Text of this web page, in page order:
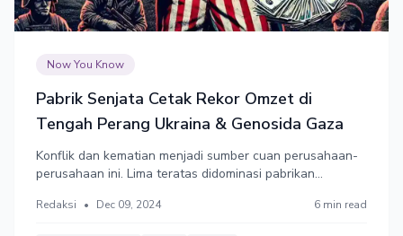
Now You Know
Pabrik Senjata Cetak Rekor Omzet di
Tengah Perang Ukraina & Genosida Gaza
Konflik dan kematian menjadi sumber cuan perusahaan-
perusahaan ini. Lima teratas didominasi pabrikan
Redaksi • Dec 09, 2024 6 min read